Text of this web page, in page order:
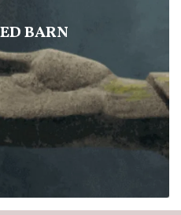
BARN